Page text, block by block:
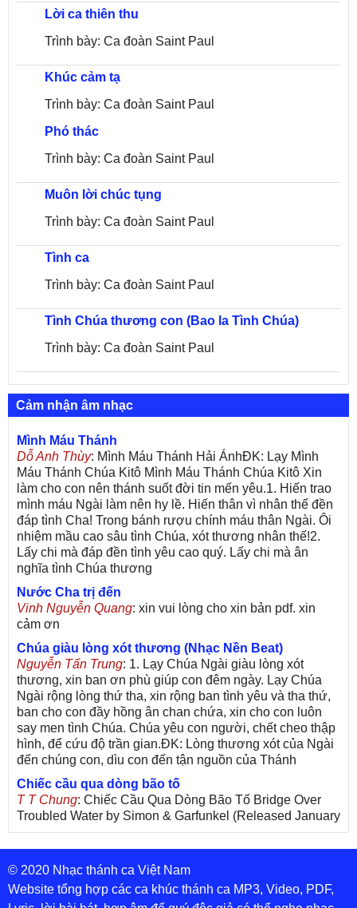
Lời ca thiên thu
Trình bày: Ca đoàn Saint Paul
Khúc cảm tạ
Trình bày: Ca đoàn Saint Paul
Phó thác
Trình bày: Ca đoàn Saint Paul
Muôn lời chúc tụng
Trình bày: Ca đoàn Saint Paul
Tình ca
Trình bày: Ca đoàn Saint Paul
Tình Chúa thương con (Bao la Tình Chúa)
Trình bày: Ca đoàn Saint Paul
Cảm nhận âm nhạc
Mình Máu Thánh
Dỗ Anh Thùy: Mình Máu Thánh Hải ÁnhĐK: Lạy Mình
Máu Thánh Chúa Kitô Mình Máu Thánh Chúa Kitô Xin
làm cho con nên thánh suốt đời tin mến yêu.1. Hiến trao
mình máu Ngài làm nên hy lề. Hiến thân vì nhân thế đền
đáp tình Cha! Trong bánh rượu chính máu thân Ngài. Ôi
nhiệm mầu cao sâu tình Chúa, xót thương nhân thế!2.
Lấy chi mà đáp đền tình yêu cao quý. Lấy chi mà ân
nghĩa tình Chúa thương
Nước Cha trị đến
Vinh Nguyễn Quang: xin vui lòng cho xin bản pdf. xin
cảm ơn
Chúa giàu lòng xót thương (Nhạc Nền Beat)
Nguyễn Tấn Trung: 1. Lạy Chúa Ngài giàu lòng xót
thương, xin ban ơn phù giúp con đêm ngày. Lạy Chúa
Ngài rộng lòng thứ tha, xin rộng ban tình yêu và tha thứ,
ban cho con đầy hồng ân chan chứa, xin cho con luôn
say men tình Chúa. Chúa yêu con người, chết cheo thập
hình, để cứu độ trần gian.ĐK: Lòng thương xót của Ngài
đến chúng con, dìu con đến tận nguồn của Thánh
Chiếc cầu qua dòng bão tố
T T Chung: Chiếc Cầu Qua Dòng Bão Tố Bridge Over
Troubled Water by Simon & Garfunkel (Released January
26, 1970) Lời Việt: Nhạc Sĩ Vũ Đức Nghiêm Trình Bày:
Chung Tử Lưu
De Colores! (Lời Việt)
Son Vu: Bài hát có lời chưa.Cám ơn
© 2020 Nhạc thánh ca Việt Nam
Website tổng hợp các ca khúc thánh ca MP3, Video, PDF,